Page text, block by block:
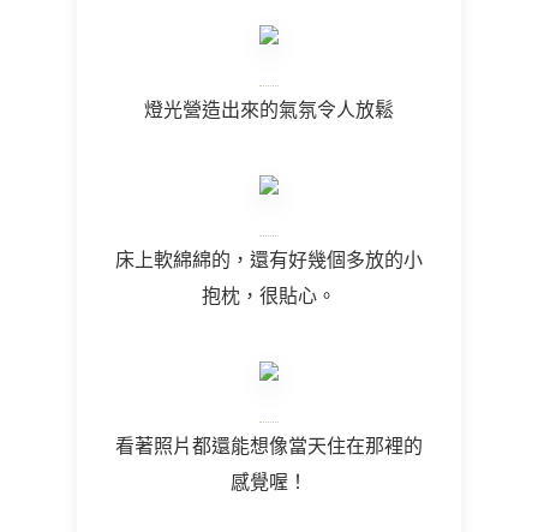
燈光營造出來的氣氛令人放鬆
床上軟綿綿的，還有好幾個多放的小
抱枕，很貼心。
看著照片都還能想像當天住在那裡的
感覺喔！